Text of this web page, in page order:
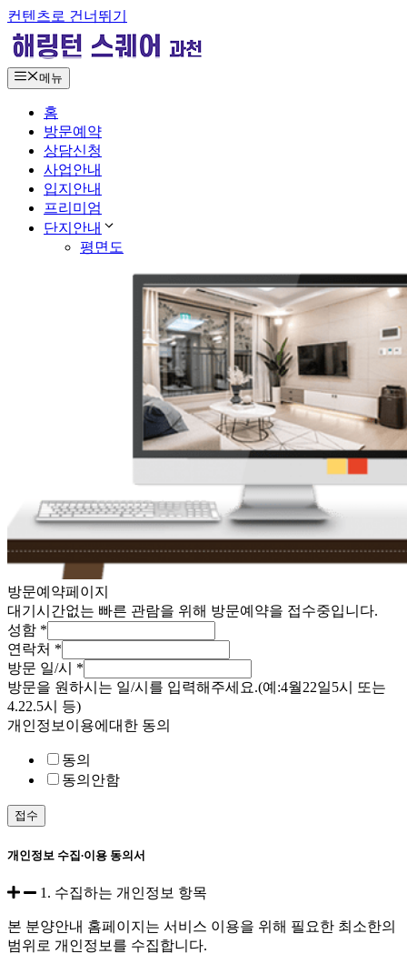
컨텐츠로 건너뛰기
메뉴
홈
방문예약
상담신청
사업안내
입지안내
프리미엄
단지안내
평면도
방문예약페이지
대기시간없는 빠른 관람을 위해 방문예약을 접수중입니다.
성함 *
연락처 *
방문 일/시 *
방문을 원하시는 일/시를 입력해주세요.(예:4월22일5시 또는
4.22.5시 등)
개인정보이용에대한 동의
동의
동의안함
접수
개인정보 수집∙이용 동의서
1. 수집하는 개인정보 항목
본 분양안내 홈페이지는 서비스 이용을 위해 필요한 최소한의
범위로 개인정보를 수집합니다.